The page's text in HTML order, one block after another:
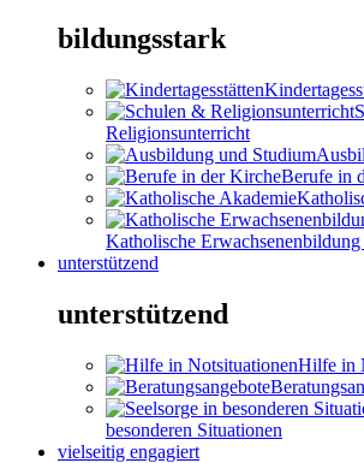
bildungsstark
Religionsunterricht
Berufe in
Katholische
unterstützend
unterstützend
Hilfe in
besonderen Situationen
vielseitig engagiert